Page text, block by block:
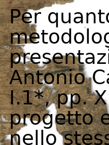
Per
Antonio
I.1*, pp.
progetto
nello